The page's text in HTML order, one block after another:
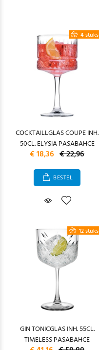
4 stuks
COCKTAILLGLAS COUPE INH.
50CL. ELYSIA PASABAHCE
€ 18,36 € 22,96
BESTEL
12 stuks
GIN TONICGLAS INH. 55CL.
TIMELESS PASABAHCE